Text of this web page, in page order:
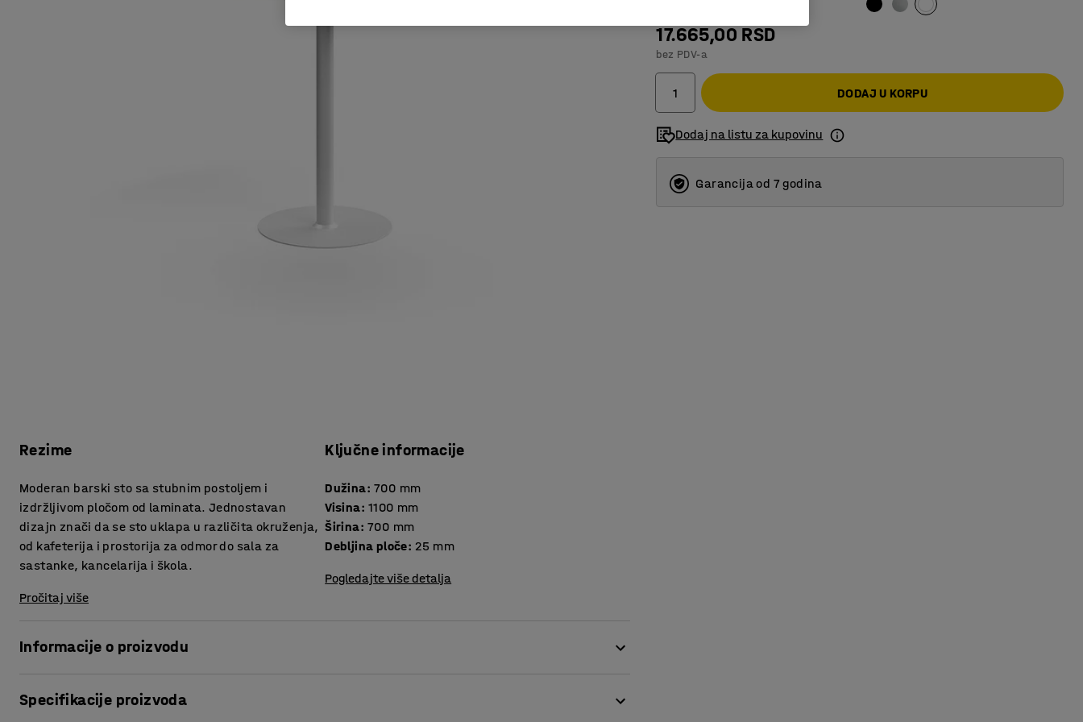
Rezime
Moderan barski sto sa stubnim postoljem i
izdržljivom pločom od laminata. Jednostavan
dizajn znači da se sto uklapa u različita okruženja,
od kafeterija i prostorija za odmor do sala za
sastanke, kancelarija i škola.
Pročitaj više
Ključne informacije
Dužina: 700 mm
Visina: 1100 mm
Širina: 700 mm
Debljina ploče: 25 mm
Pogledajte više detalja
Informacije o proizvodu
kao i za prostore za odmor i zajedničke prostorije u školi.
Specifikacije proizvoda
17.665,00 RSD
bez PDV-a
DODAJ U KORPU
Dodaj na listu za kupovinu
Garancija od 7 godina